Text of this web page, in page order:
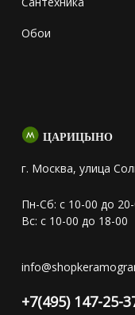
Обои
ЦАРИЦЫНО
г. Москва, улица
Пн-Сб: с 10-00 до
Вс: с 10-00 до 18-00
+7(495) 147-25-